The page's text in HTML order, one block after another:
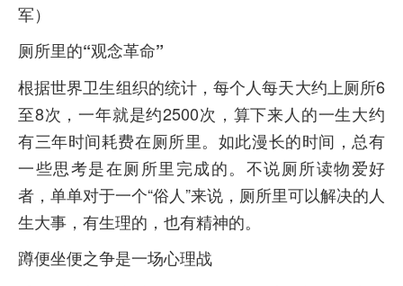
军）
厕所里的“观念革命”
根据世界卫生组织的统计，每个人每天大约上厕所6
至8次，一年就是约2500次，算下来人的一生大约
有三年时间耗费在厕所里。如此漫长的时间，总有
一些思考是在厕所里完成的。不说厕所读物爱好
者，单单对于一个“俗人”来说，厕所里可以解决的人
生大事，有生理的，也有精神的。
蹲便坐便之争是一场心理战